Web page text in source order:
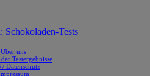
Schokoladen-Tests
Über uns
Testergebnisse
/ Datenschutz